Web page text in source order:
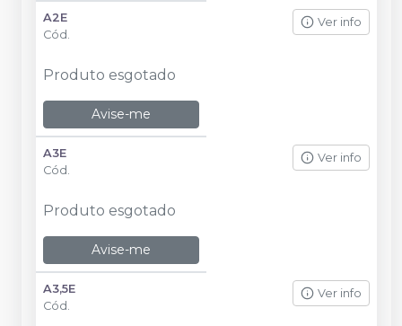
A2E
Cód.
Ver info
Produto esgotado
Avise-me
A3E
Cód.
Ver info
Produto esgotado
Avise-me
A3,5E
Cód.
Ver info